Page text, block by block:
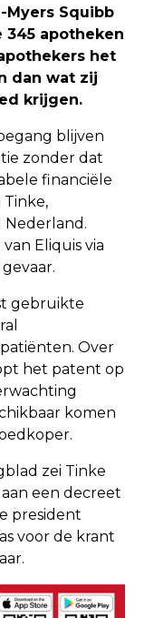
Squibb
345 apotheken
het
dan wat zij
krijgen.
blijven
zonder dat
financiële
Nederland.
Eliquis via
gebruikte
Over
het patent op
komen
zei Tinke
een decreet
president
voor de krant